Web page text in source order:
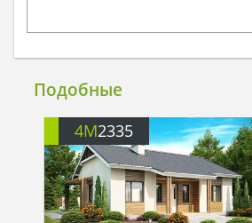
Подобные
4M2335